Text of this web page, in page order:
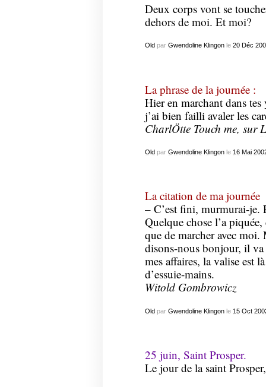
Deux corps vont se
dehors de moi. Et moi?
Oldpar Gwendoline Klingonle 20 Déc
La phrase de la journée :
Hier en marchant dans tes
j’ai bien failli avaler les
CharlÖtte Touch me, sur
Oldpar Gwendoline Klingonle 16 Mai
La citation de ma journée
– C’est fini, murmurai-je.
Quelque chose l’a
que de marcher avec
disons-nous bonjour, il
mes affaires, la valise est
d’essuie-mains.
Witold Gombrowicz
Oldpar Gwendoline Klingonle 15 Oct
25 juin, Saint Prosper.
Le jour de la saint